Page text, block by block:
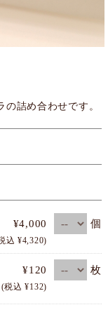
の詰め合わせです。
¥4,000
込 ¥4,320)
個
¥120
(税込 ¥132)
枚